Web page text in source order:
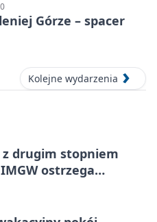
Górze – spacer
Kolejne wydarzenia
z drugim stopniem
ostrzega